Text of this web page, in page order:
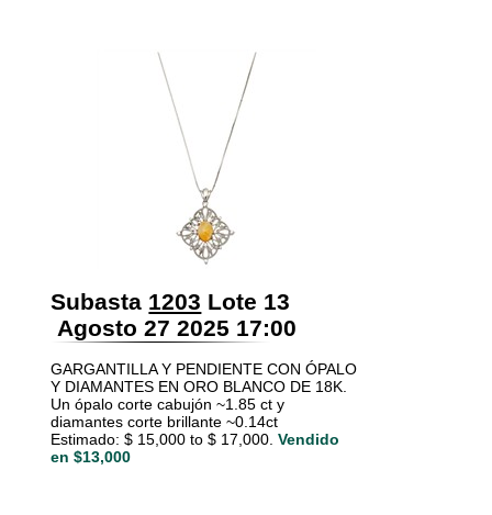
Subasta 1203 Lote 13
Agosto 27 2025 17:00
GARGANTILLA Y PENDIENTE CON ÓPALO
Y DIAMANTES EN ORO BLANCO DE 18K.
Un ópalo corte cabujón ~1.85 ct y
diamantes corte brillante ~0.14ct
Estimado: $ 15,000 to $ 17,000. Vendido
en $13,000